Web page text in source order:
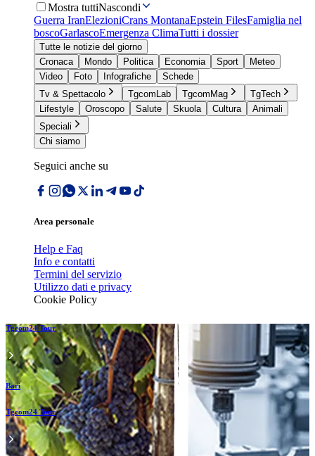
Mostra tuttiNascondi
Guerra IranElezioniCrans MontanaEpstein FilesFamiglia nel
boscoGarlascoEmergenza ClimaTutti i dossier
Tutte le notizie del giorno
Cronaca
Mondo Politica Economia Sport
Meteo
Video
Foto Infografiche
Schede
Tv & Spettacolo
TgcomLab TgcomMag
TgTech
Lifestyle
Oroscopo Salute Skuola Cultura
Animali
Speciali
Chi siamo
Seguici anche su
Area personale
Help e Faq
Info e contatti
Termini del servizio
Utilizzo dati e privacy
Cookie Policy
Tgcom24 Tour
Bari
Tgcom24 Tour